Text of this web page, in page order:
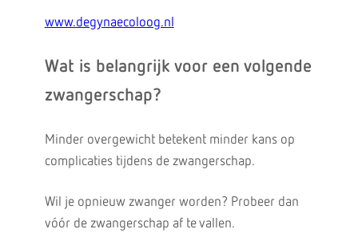
www.degynaecoloog.nl
Wat is belangrijk voor een volgende
zwangerschap?
Minder overgewicht betekent minder kans op
complicaties tijdens de zwangerschap.
Wil je opnieuw zwanger worden? Probeer dan
vóór de zwangerschap af te vallen.